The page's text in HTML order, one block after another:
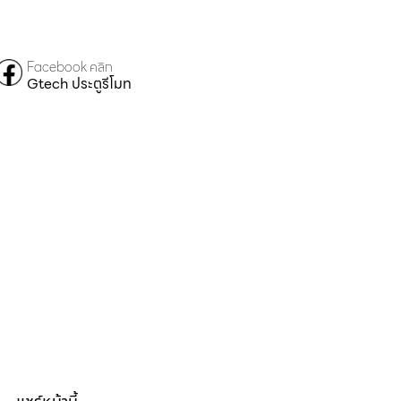
Facebook คลิก
Gtech ประตูรีโมท